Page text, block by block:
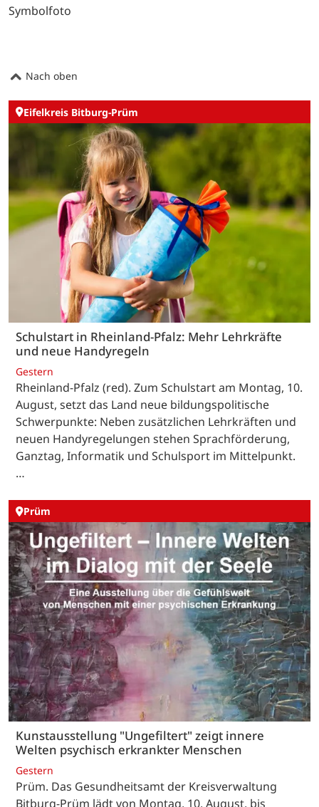
Symbolfoto
Nach oben
Eifelkreis Bitburg-Prüm
Schulstart in Rheinland-Pfalz: Mehr Lehrkräfte
und neue Handyregeln
Gestern
Rheinland-Pfalz (red). Zum Schulstart am Montag, 10.
August, setzt das Land neue bildungspolitische
Schwerpunkte: Neben zusätzlichen Lehrkräften und
neuen Handyregelungen stehen Sprachförderung,
Ganztag, Informatik und Schulsport im Mittelpunkt.
…
Prüm
Kunstausstellung "Ungefiltert" zeigt innere
Welten psychisch erkrankter Menschen
Gestern
Prüm. Das Gesundheitsamt der Kreisverwaltung
Bitburg-Prüm lädt von Montag, 10. August, bis